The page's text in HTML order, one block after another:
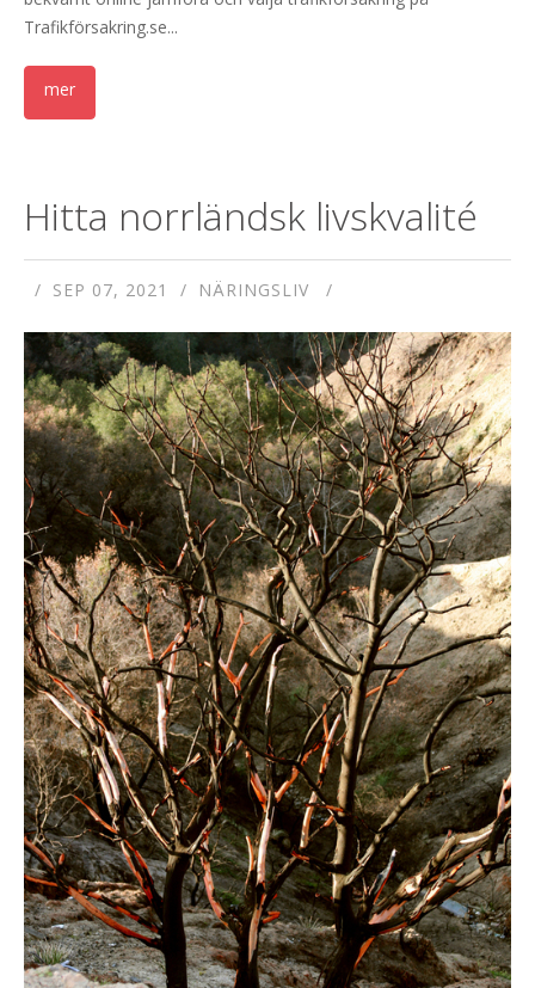
Trafikförsakring.se...
Hitta norrländsk livskvalité
SEP 07, 2021 NÄRINGSLIV